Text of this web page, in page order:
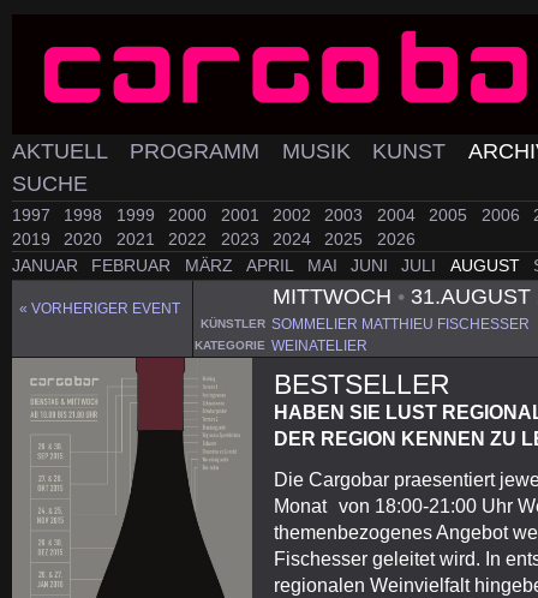
AKTUELL PROGRAMM MUSIK KUNST
SUCHE
1997 1998 1999 2000 2001 2002 2003 2004 2005 2006
2019
2020 2021 2022 2023 2024 2025
2026
JANUAR
FEBRUAR MÄRZ APRIL MAI JUNI JULI AUGUST
« VORHERIGER EVENT
MITTWOCH •31.AUGUST
KÜNSTLER SOMMELIER MATTHIEU FISCHESSER
KATEGORIE WEINATELIER
BESTSELLER
HABEN SIE LUST
DER REGION KENNEN ZU
Die Cargobar praesentiert
Monat von 18:00-21:00 Uhr
themenbezogenes Angebot
Fischesser geleitet wird. In
regionalen Weinvielfalt